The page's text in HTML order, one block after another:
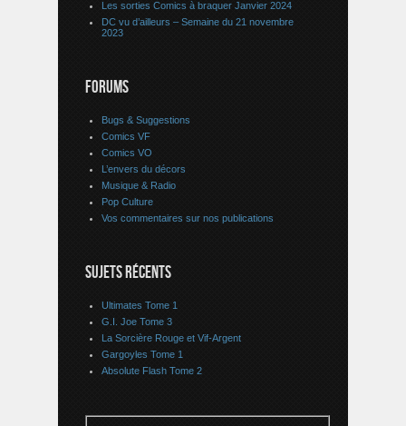
Les sorties Comics à braquer Janvier 2024
DC vu d’ailleurs – Semaine du 21 novembre
2023
FORUMS
Bugs & Suggestions
Comics VF
Comics VO
L’envers du décors
Musique & Radio
Pop Culture
Vos commentaires sur nos publications
SUJETS RÉCENTS
Ultimates Tome 1
G.I. Joe Tome 3
La Sorcière Rouge et Vif-Argent
Gargoyles Tome 1
Absolute Flash Tome 2